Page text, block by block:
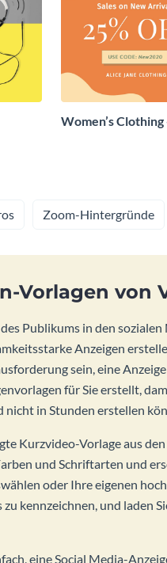
Women’s
Zoom-Hintergründe
Vorlagen von
Publikums in den
Anzeigen
sein, eine
für Sie erstellt,
in Stunden erstellen
Kurzvideo-Vorlage aus
und Schriftarten und
oder Ihre eigenen
kennzeichnen, und laden
eine Social Media-